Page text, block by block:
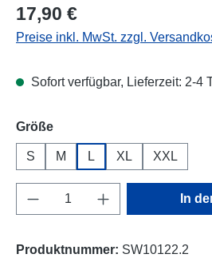
Regulärer Preis:
17,90 €
Preise inkl. MwSt. zzgl.
Sofort verfügbar, Lieferzeit: 2-4
Größeauswählen
S M L XL XXL
Produkt Anzahl: Gib In
Produktnummer: SW10122.2